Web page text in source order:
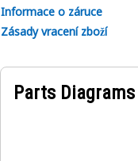
Informace o záruce
Zásady vracení zboží
Parts Diagrams